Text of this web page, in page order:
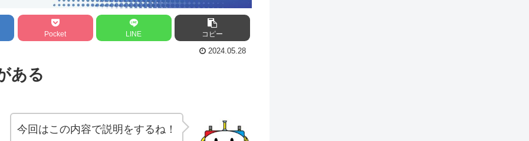
Pocket LINE コピー
2024.05.28
ある
今回はこの内容で説明をするね！